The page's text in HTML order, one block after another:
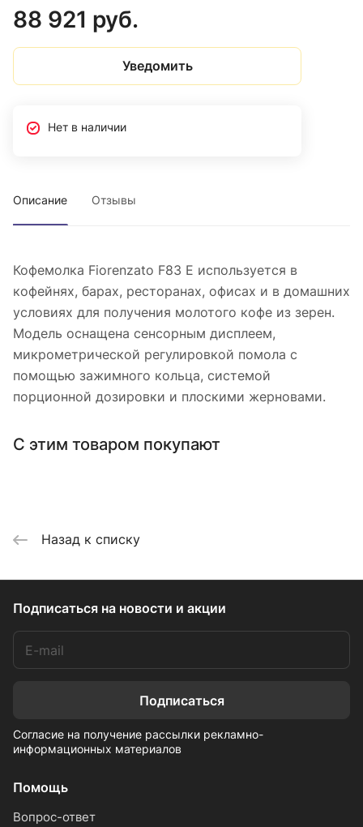
88 921 руб.
Уведомить
Нет в наличии
Описание Отзывы
Кофемолка Fiorenzato F83 E используется в
кофейнях, барах, ресторанах, офисах и в домашних
условиях для получения молотого кофе из зерен.
Модель оснащена сенсорным дисплеем,
микрометрической регулировкой помола с
помощью зажимного кольца, системой
порционной дозировки и плоскими жерновами.
С этим товаром покупают
Назад к списку
Подписаться на новости и акции
Подписаться
Согласие на получение рассылки рекламно-
информационных материалов
Помощь
Вопрос-ответ